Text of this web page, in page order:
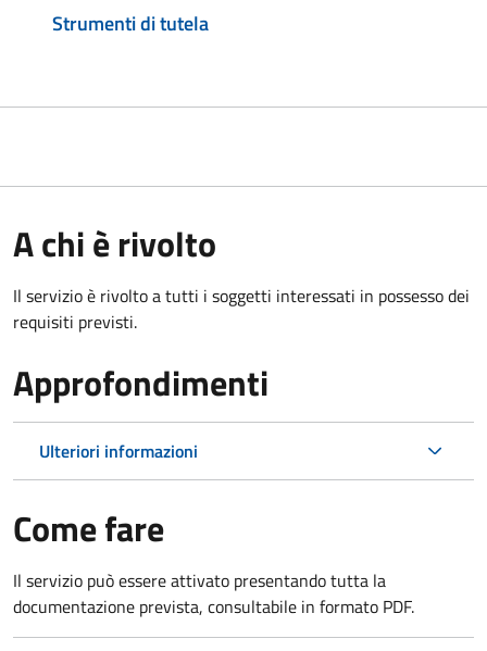
Strumenti di tutela
A chi è rivolto
Il servizio è rivolto a tutti i soggetti interessati in possesso dei
requisiti previsti.
Approfondimenti
Ulteriori informazioni
Come fare
Il servizio può essere attivato presentando tutta la
documentazione prevista, consultabile in formato PDF.